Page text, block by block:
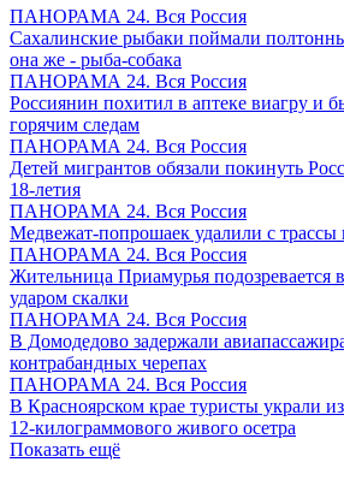
ПАНОРАМА 24. Вся Россия
Сахалинские рыбаки поймали
она же - рыба-собака
ПАНОРАМА 24. Вся Россия
Россиянин похитил в аптеке виагру и
горячим следам
ПАНОРАМА 24. Вся Россия
Детей мигрантов обязали покинуть
18-летия
ПАНОРАМА 24. Вся Россия
Медвежат-попрошаек удалили с трассы
ПАНОРАМА 24. Вся Россия
Жительница Приамурья подозревается
ударом скалки
ПАНОРАМА 24. Вся Россия
В Домодедово задержали
контрабандных черепах
ПАНОРАМА 24. Вся Россия
В Красноярском крае туристы украли
12-килограммового живого осетра
Показать ещё